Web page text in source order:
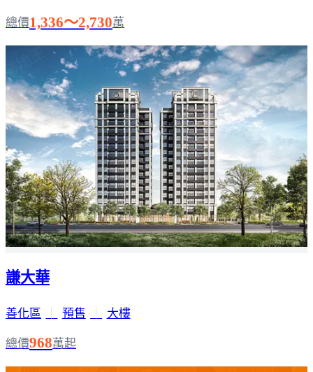
總價1,336～2,730萬
謙大華
善化區 預售 大樓
總價968萬起